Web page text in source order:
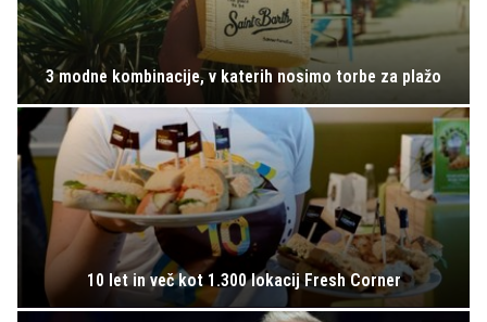
3 modne kombinacije, v katerih nosimo torbe za plažo
10 let in več kot 1.300 lokacij Fresh Corner